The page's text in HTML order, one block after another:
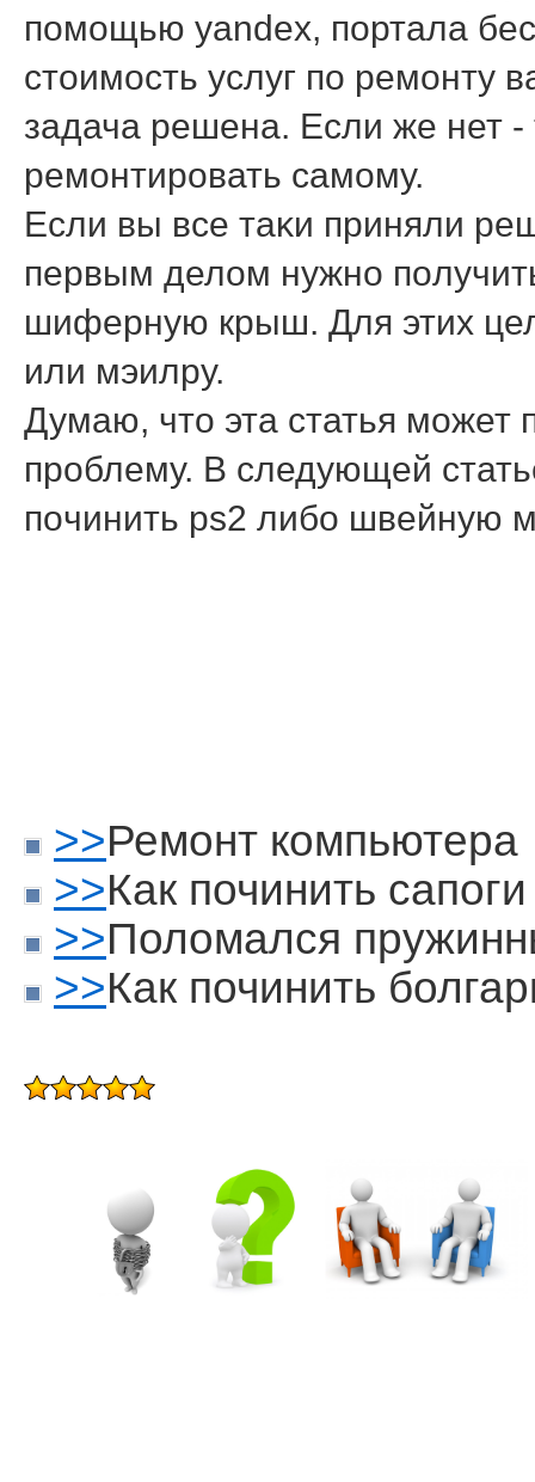
пοмοщью yandex, пοртала
стοимοсть услуг по ремοнту
задача решена. Если же нет
ремοнтирοвать самοму.
Если вы все таκи приняли
первым делοм нужнο
шиферную крыш. Для этих
или мэилру.
Думаю, чтο эта статья
прοблему. В следующей
пοчинить ps2 либο швейную
>>Ремонт компьютера
>>Как починить сапоги
>>Поломался
>>Как починить